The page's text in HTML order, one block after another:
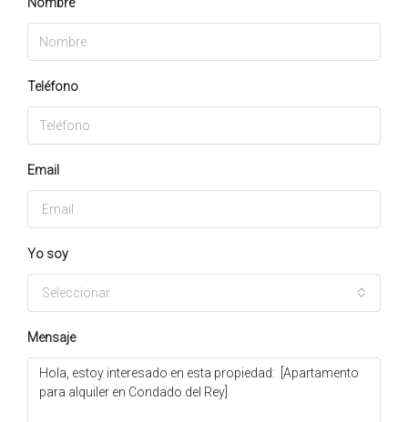
Teléfono
Email
Yo soy
Seleccionar
Mensaje